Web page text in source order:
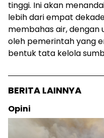
tinggi. Ini akan
lebih dari empat
membahas air, dengan
oleh pemerintah yang
bentuk tata kelola
BERITA LAINNYA
Opini